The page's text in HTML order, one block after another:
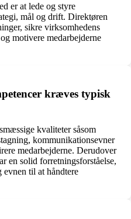
er at lede og styre
mål og drift. Direktøren
sikre virksomhedens
motivere medarbejderne
kræves typisk
kvaliteter såsom
kommunikationsevner
medarbejderne. Derudover
en solid forretningsforståelse,
til at håndtere